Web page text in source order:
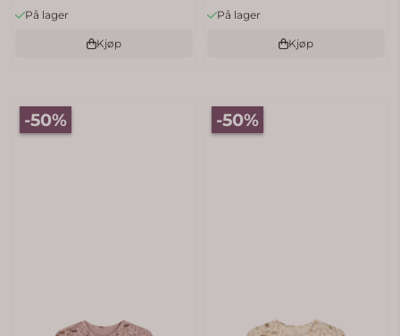
På lager
Kjøp
På lager
Kjøp
-50% -50%